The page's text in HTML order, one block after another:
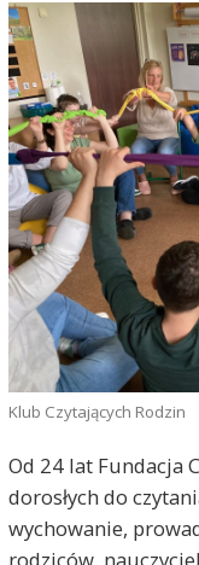
Klub Czytających Rodzin
Od 24 lat Fundacja
dorosłych do
wychowanie,